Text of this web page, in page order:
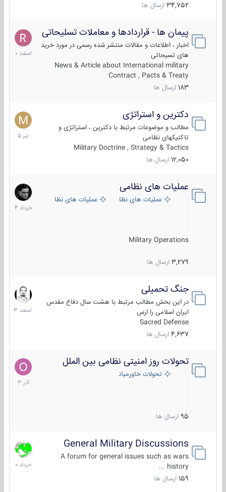
34,752 ارسال ها
پیمان ها - قراردادها و معاملات تسلیحاتی
اخبار ، اطلاعات و مقالات منتشر شده رسمی در مورد خرید
های تسیحاتی
News & Article about International military
Contract , Pacts & Treaty
183 ارسال ها
7
اسفند
1400
دکترین و استراتژی
مطالب و موضوعات مرتبط با دکترین ، استراتژی و
تاکتیکهای نظامی
Military Doctrine , Strategy & Tactics
12,050 ارسال ها
27
تیر
1405
عملیات های نظامی
عملیات های نظامی ایرانعملیات های نظامی خارجی
Military Operations
3,279 ارسال ها
5
خرداد
1404
جنگ تحمیلی
در این بخش مطالب مرتبط با هشت سال دفاع مقدس
ایران اسلامی را ارس
Sacred Defense
4,637 ارسال ها
20
اسفند
1403
تحولات روز امنیتی نظامی بین الملل
تحولات خاورمیانه
95 ارسال ها
21
آذر
1403
General Military Discussions
A forum for general issues such as wars
history ...
159 ارسال ها
10
خرداد
1400